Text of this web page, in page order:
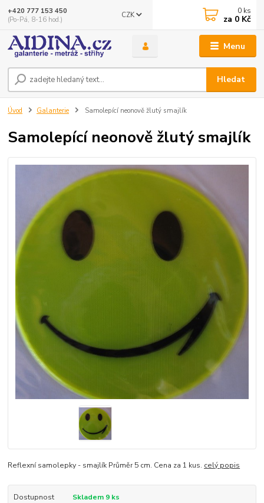
Menu
CZK
Hledat
+420 777 153 450
(Po-Pá, 8-16 hod.)
0 ks
za 0 Kč
Úvod Galanterie Samolepící neonově žlutý smajlík
Samolepící neonově žlutý smajlík
Reflexní samolepky - smajlík Průměr 5 cm. Cena za 1 kus. celý popis
Dostupnost Skladem 9 ks